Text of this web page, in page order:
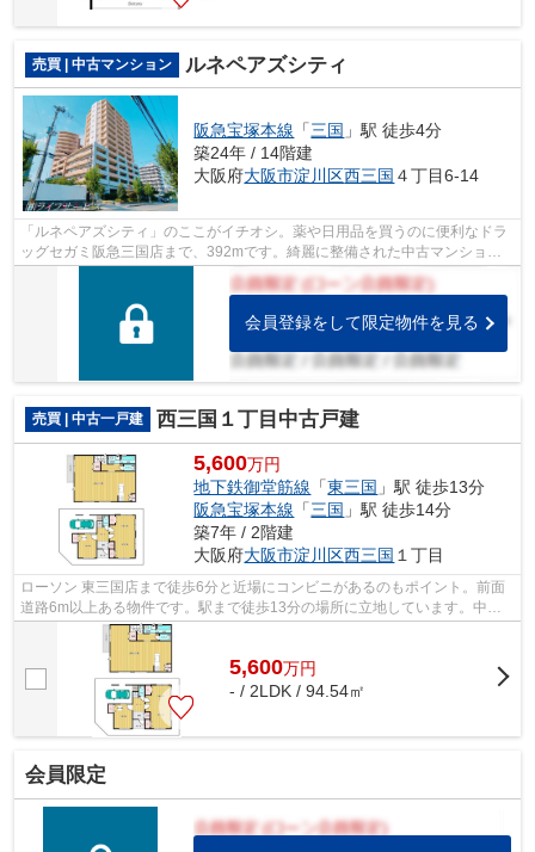
売買 | 中古マンション ルネペアズシティ
阪急宝塚本線 「三国 」駅 徒歩4分
築24年 / 14階建
大阪府大阪市淀川区西三国 ４丁目6-14
「ルネペアズシティ」のここがイチオシ。薬や日用品を買うのに便利なドラ
ッグセガミ阪急三国店まで、392mです。綺麗に整備された中古マンション
で清潔感を感じます。駅まで徒歩4分の物...
会員登録をして限定物件を見る
売買 | 中古一戸建 西三国１丁目中古戸建
5,600万円
地下鉄御堂筋線 「東三国 」駅 徒歩13分
阪急宝塚本線 「三国 」駅 徒歩14分
築7年 / 2階建
大阪府大阪市淀川区西三国 １丁目
ローソン 東三国店まで徒歩6分と近場にコンビニがあるのもポイント。前面
道路6m以上ある物件です。駅まで徒歩13分の場所に立地しています。中古
戸建てながら、室内はとてもきれいです...
5,600万円
- / 2LDK / 94.54㎡
会員限定